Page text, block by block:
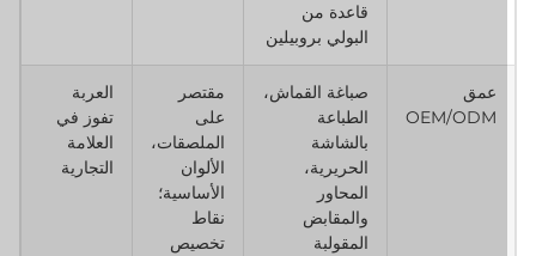
قاعدة من
البولي بروبيلين
عمق
OEM/ODM
صباغة القماش،
الطباعة
بالشاشة
الحريرية،
المحاور
والمقابض
المقولبة
مقتصر
الملصقات،
الألوان
الأساسية؛
نقاط
تخصيص
العربة
تفوز في
العلامة
التجارية